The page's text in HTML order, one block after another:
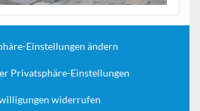
Einstellungen ändern
Privatsphäre-Einstellungen
widerrufen